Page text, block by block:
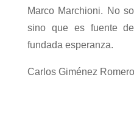
Marco Marchioni. No
sino que es fuente
fundada esperanza.
Carlos Giménez Romero